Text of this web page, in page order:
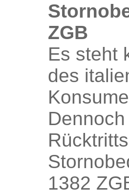
ZGB
Es steht
des
1382